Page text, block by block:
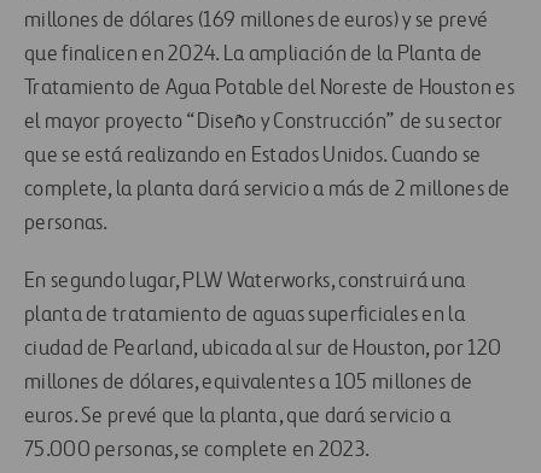
millones de dólares (169 millones de euros) y se prevé
que finalicen en 2024. La ampliación de la Planta de
Tratamiento de Agua Potable del Noreste de Houston es
el mayor proyecto “Diseño y Construcción” de su sector
que se está realizando en Estados Unidos. Cuando se
complete, la planta dará servicio a más de 2 millones de
personas.
En segundo lugar, PLW Waterworks, construirá una
planta de tratamiento de aguas superficiales en la
ciudad de Pearland, ubicada al sur de Houston, por 120
millones de dólares, equivalentes a 105 millones de
euros. Se prevé que la planta, que dará servicio a
75.000 personas, se complete en 2023.